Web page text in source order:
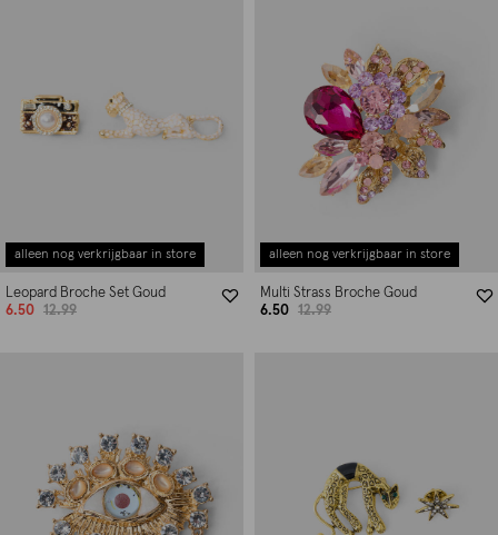
alleen nog verkrijgbaar in store
Leopard Broche Set Goud
6.50
12.99
alleen nog verkrijgbaar in store
Multi Strass Broche Goud
6.50
12.99